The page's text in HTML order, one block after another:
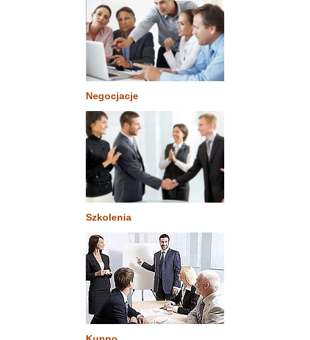
Negocjacje
Szkolenia